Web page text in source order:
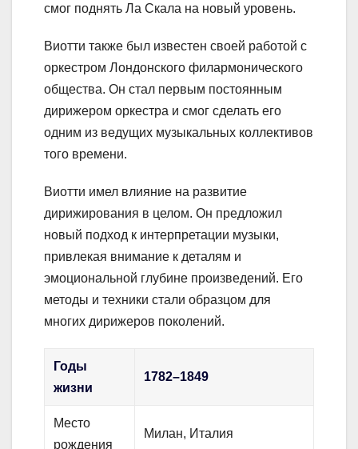
смог поднять Ла Скала на новый уровень.
Виотти также был известен своей работой с
оркестром Лондонского филармонического
общества. Он стал первым постоянным
дирижером оркестра и смог сделать его
одним из ведущих музыкальных коллективов
того времени.
Виотти имел влияние на развитие
дирижирования в целом. Он предложил
новый подход к интерпретации музыки,
привлекая внимание к деталям и
эмоциональной глубине произведений. Его
методы и техники стали образцом для
многих дирижеров поколений.
Годы
жизни
1782–1849
Место
рождения
Милан, Италия